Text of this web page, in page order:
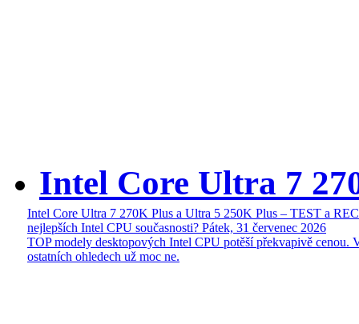
Intel Core Ultra 7
Intel Core Ultra 7 270K Plus a Ultra 5 250K Plus – TEST a
nejlepších Intel CPU současnosti? Pátek, 31 červenec 2026
TOP modely desktopových Intel CPU potěší překvapivě cenou.
ostatních ohledech už moc ne.